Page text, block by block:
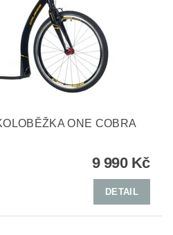
ONE COBRA
9 990 Kč
DETAIL